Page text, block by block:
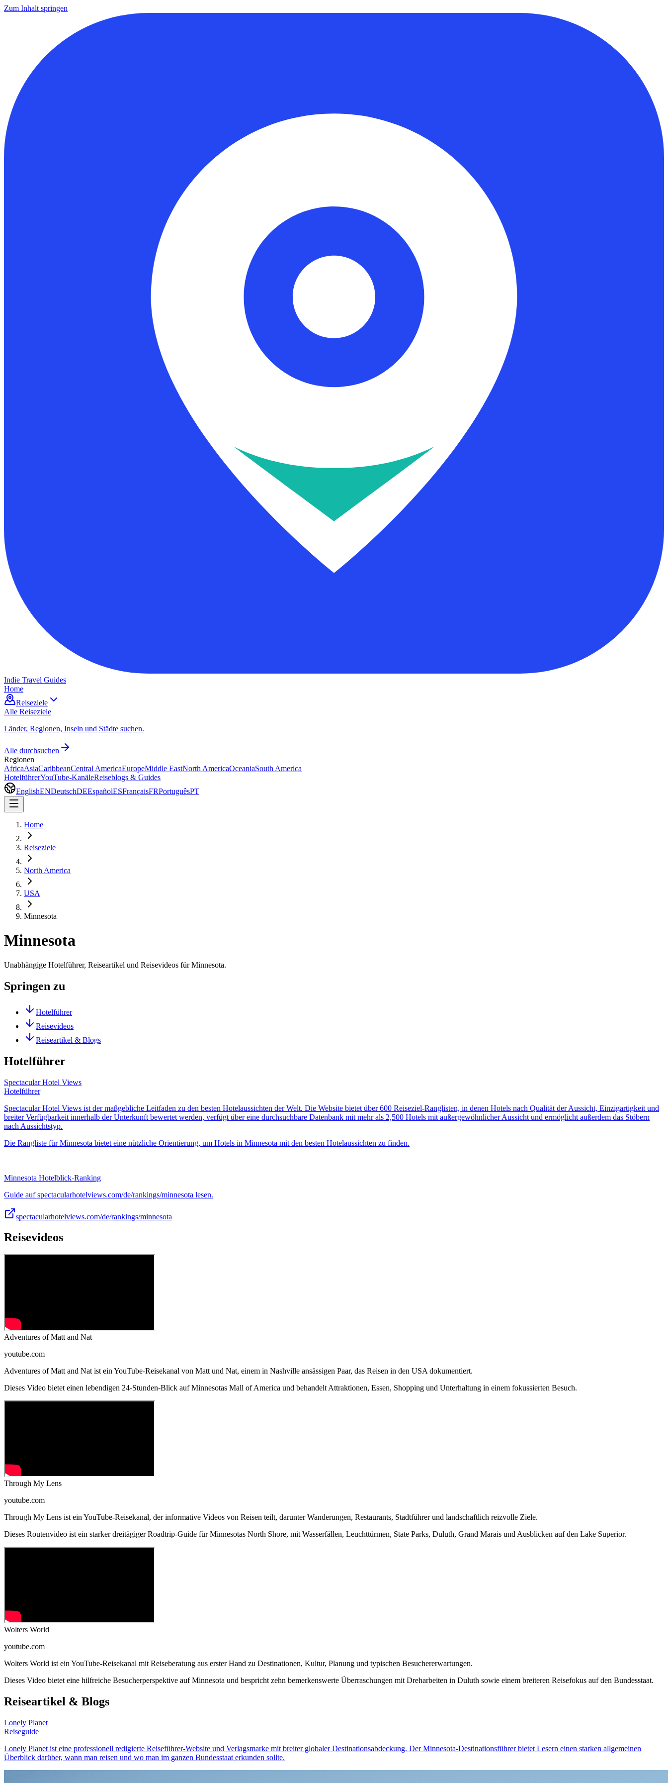
Zum Inhalt springen
Indie Travel Guides
Home
Reiseziele
Alle Reiseziele
Länder, Regionen, Inseln und Städte suchen.
Alle durchsuchen
Regionen
AfricaAsiaCaribbeanCentral AmericaEuropeMiddle EastNorth AmericaOceaniaSouth America
HotelführerYouTube-KanäleReiseblogs & Guides
EnglishENDeutschDEEspañolESFrançaisFRPortuguêsPT
Home
Reiseziele
North America
USA
Minnesota
Minnesota
Unabhängige Hotelführer, Reiseartikel und Reisevideos für Minnesota.
Springen zu
Hotelführer
Reisevideos
Reiseartikel & Blogs
Hotelführer
Spectacular Hotel Views
Hotelführer
Spectacular Hotel Views ist der maßgebliche Leitfaden zu den besten Hotelaussichten der Welt. Die Website bietet über 600 Reiseziel-Ranglisten, in denen Hotels nach Qualität der Aussicht, Einzigartigkeit und
breiter Verfügbarkeit innerhalb der Unterkunft bewertet werden, verfügt über eine durchsuchbare Datenbank mit mehr als 2,500 Hotels mit außergewöhnlicher Aussicht und ermöglicht außerdem das Stöbern
nach Aussichtstyp.
Die Rangliste für Minnesota bietet eine nützliche Orientierung, um Hotels in Minnesota mit den besten Hotelaussichten zu finden.
Minnesota Hotelblick-Ranking
Guide auf spectacularhotelviews.com/de/rankings/minnesota lesen.
spectacularhotelviews.com/de/rankings/minnesota
Reisevideos
Adventures of Matt and Nat
youtube.com
Adventures of Matt and Nat ist ein YouTube-Reisekanal von Matt und Nat, einem in Nashville ansässigen Paar, das Reisen in den USA dokumentiert.
Dieses Video bietet einen lebendigen 24-Stunden-Blick auf Minnesotas Mall of America und behandelt Attraktionen, Essen, Shopping und Unterhaltung in einem fokussierten Besuch.
Through My Lens
youtube.com
Through My Lens ist ein YouTube-Reisekanal, der informative Videos von Reisen teilt, darunter Wanderungen, Restaurants, Stadtführer und landschaftlich reizvolle Ziele.
Dieses Routenvideo ist ein starker dreitägiger Roadtrip-Guide für Minnesotas North Shore, mit Wasserfällen, Leuchttürmen, State Parks, Duluth, Grand Marais und Ausblicken auf den Lake Superior.
Wolters World
youtube.com
Wolters World ist ein YouTube-Reisekanal mit Reiseberatung aus erster Hand zu Destinationen, Kultur, Planung und typischen Besuchererwartungen.
Dieses Video bietet eine hilfreiche Besucherperspektive auf Minnesota und bespricht zehn bemerkenswerte Überraschungen mit Dreharbeiten in Duluth sowie einem breiteren Reisefokus auf den Bundesstaat.
Reiseartikel & Blogs
Lonely Planet
Reiseguide
Lonely Planet ist eine professionell redigierte Reiseführer-Website und Verlagsmarke mit breiter globaler Destinationsabdeckung. Der Minnesota-Destinationsführer bietet Lesern einen starken allgemeinen
Überblick darüber, wann man reisen und wo man im ganzen Bundesstaat erkunden sollte.